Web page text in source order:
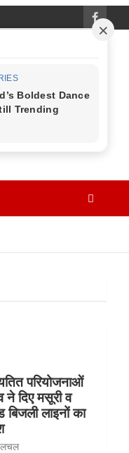
परियोजनाओं
ने दिए मसूरी व
लाइनों का